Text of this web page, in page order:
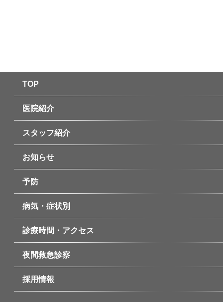
TOP
医院紹介
スタッフ紹介
お知らせ
予防
病気・症状別
診療時間・アクセス
夜間救急診察
採用情報